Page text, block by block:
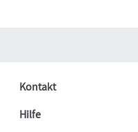
Kontakt
Hilfe